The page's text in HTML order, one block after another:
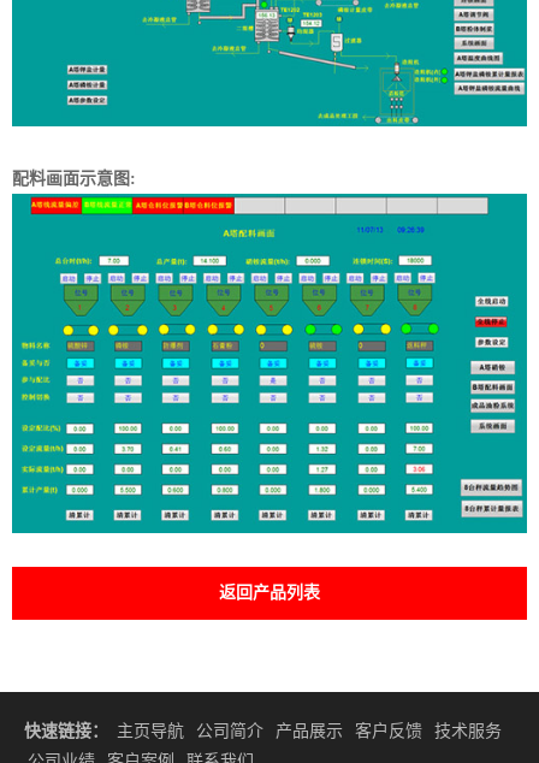
配料画面示意图:
返回产品列表
快速链接： 主页导航 公司简介 产品展示 客户反馈
技术服务